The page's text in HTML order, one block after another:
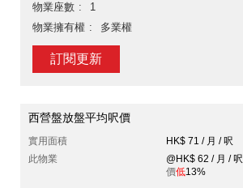
物業座數
1
物業擁有權
多業權
訂閱更新
西營盤放盤平均呎價
實用面積
HK$ 71 / 月 / 呎
此物業
@HK$ 62 / 月 / 呎
價低13%